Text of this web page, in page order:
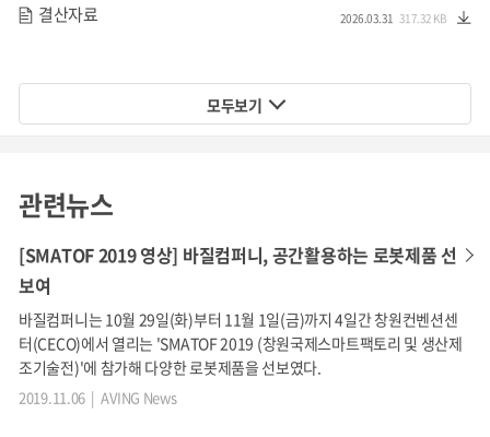
05명의 인력이 필요했다면, 바질컴퍼니의 솔루션을 이용할
경우는 30%가 절감된 75명의 인력으로 처리가 가능합니다.
2) 클라우드 형태의 감성품질 시스템 개발
결산자료 317.32 KB
2026.03.31
모두보기
관련뉴스
[SMATOF 2019 영상] 바질컴퍼니, 공간활용하는 로봇제품 선
보여
바질컴퍼니는 10월 29일(화)부터 11월 1일(금)까지 4일간 창원컨벤션센
터(CECO)에서 열리는 'SMATOF 2019 (창원국제스마트팩토리 및 생산제
조기술전)'에 참가해 다양한 로봇제품을 선보였다.
2019.11.06 | AVING News